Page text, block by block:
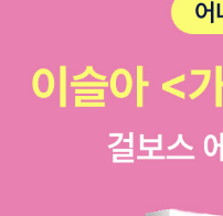
<아이슬란드 & 그린란드>로
는 아이슬란드 정통 가이드